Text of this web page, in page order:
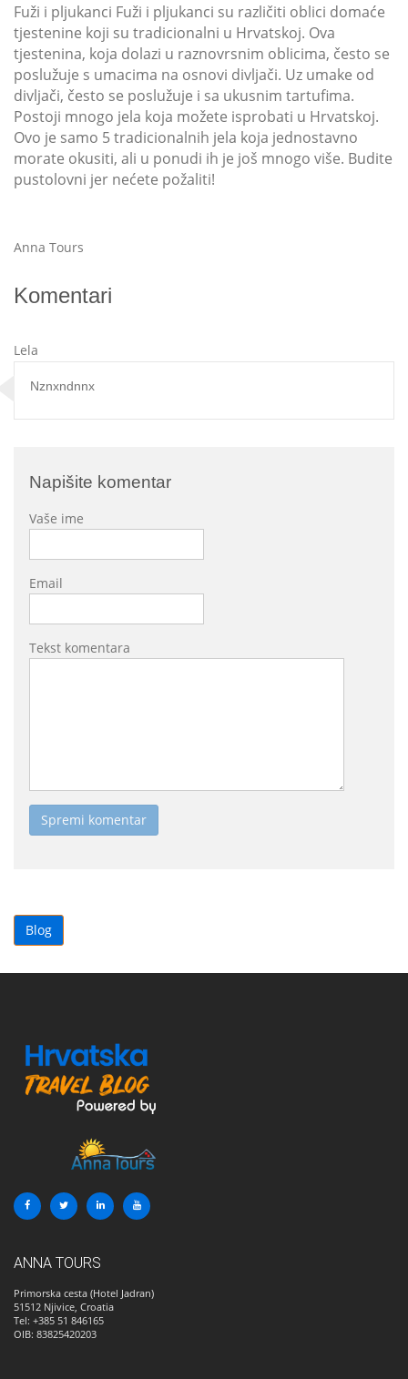
Fuži i pljukanci Fuži i pljukanci su različiti oblici domaće
tjestenine koji su tradicionalni u Hrvatskoj. Ova
tjestenina, koja dolazi u raznovrsnim oblicima, često se
poslužuje s umacima na osnovi divljači. Uz umake od
divljači, često se poslužuje i sa ukusnim tartufima.
Postoji mnogo jela koja možete isprobati u Hrvatskoj.
Ovo je samo 5 tradicionalnih jela koja jednostavno
morate okusiti, ali u ponudi ih je još mnogo više. Budite
pustolovni jer nećete požaliti!
Anna Tours
Komentari
Lela
Nznxndnnx
Napišite komentar
Vaše ime
Email
Tekst komentara
Blog
ANNA TOURS
Primorska cesta (Hotel Jadran)
51512 Njivice, Croatia
Tel: +385 51 846165
OIB: 83825420203